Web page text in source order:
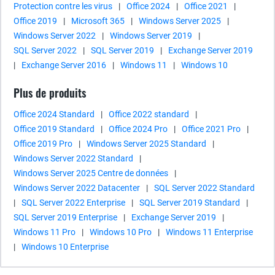
Protection contre les virus
| Office 2024 | Office 2021
|
Office 2019
| Microsoft 365 | Windows Server 2025
|
Windows Server 2022
| Windows Server 2019
|
SQL Server 2022
| SQL Server 2019 |
Exchange Server 2019
|
Exchange Server 2016 | Windows 11 | Windows 10
Plus de produits
Office 2024 Standard | Office 2022 standard
|
Office 2019 Standard
| Office 2024 Pro | Office 2021 Pro
|
Office 2019 Pro
| Windows Server 2025 Standard
|
Windows Server 2022 Standard
|
Windows Server 2025 Centre de données
|
Windows Server 2022 Datacenter
|
SQL Server 2022 Standard
|
SQL Server 2022 Enterprise | SQL Server 2019 Standard
|
SQL Server 2019 Enterprise
| Exchange Server 2019
|
Windows 11 Pro
| Windows 10 Pro |
Windows 11 Enterprise
|
Windows 10 Enterprise